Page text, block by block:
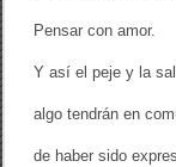
Pensar con amor.
Y así el peje y la
algo tendrán en
de haber sido